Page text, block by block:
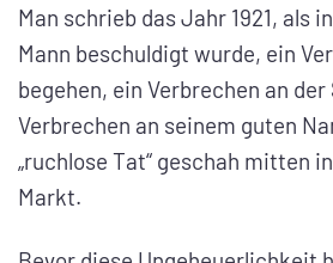
Man schrieb das Jahr 1921, als
Mann beschuldigt wurde, ein
begehen, ein Verbrechen an
Verbrechen an seinem guten
„ruchlose Tat“ geschah mitten
Markt.